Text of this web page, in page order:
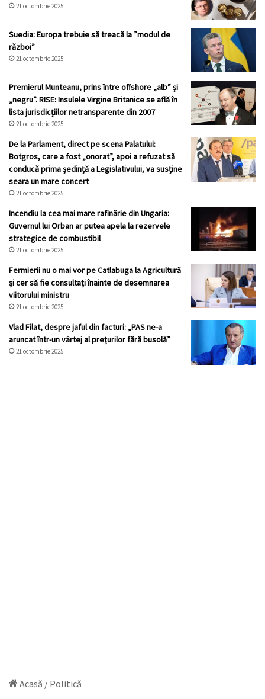
21 octombrie 2025
Suedia: Europa trebuie să treacă la ”modul de
război”
21 octombrie 2025
Premierul Munteanu, prins între offshore „alb” și
„negru”. RISE: Insulele Virgine Britanice se află în
lista jurisdicțiilor netransparente din 2007
21 octombrie 2025
De la Parlament, direct pe scena Palatului:
Botgros, care a fost „onorat”, apoi a refuzat să
conducă prima ședință a Legislativului, va susține
seara un mare concert
21 octombrie 2025
Incendiu la cea mai mare rafinărie din Ungaria:
Guvernul lui Orban ar putea apela la rezervele
strategice de combustibil
21 octombrie 2025
Fermierii nu o mai vor pe Catlabuga la Agricultură
și cer să fie consultați înainte de desemnarea
viitorului ministru
21 octombrie 2025
Vlad Filat, despre jaful din facturi: „PAS ne-a
aruncat într-un vârtej al prețurilor fără busolă”
21 octombrie 2025